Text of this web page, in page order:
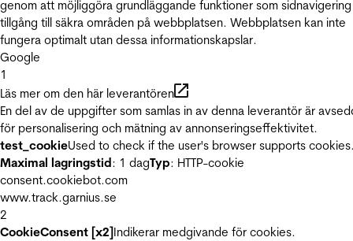
genom att möjliggöra grundläggande funktioner som
tillgång till säkra områden på webbplatsen. Webbplatsen kan inte
fungera optimalt utan dessa informationskapslar.
Google
1
Läs mer om den här leverantören
En del av de uppgifter som samlas in av denna leverantör är
för personalisering och mätning av annonseringseffektivitet.
test_cookieUsed to check if the user's browser supports
Maximal lagringstid: 1 dagTyp: HTTP-cookie
consent.cookiebot.com
www.track.garnius.se
2
CookieConsent [x2]Indikerar medgivande för cookies.